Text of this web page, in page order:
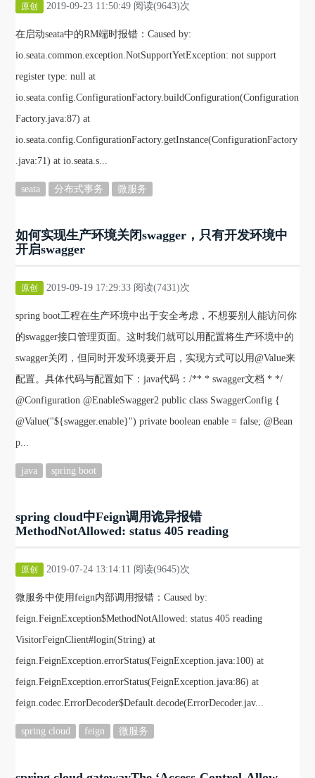
原创 2019-09-23 11:50:49 阅读(9643)次
在启动seata中的RM端时报错：Caused by:
io.seata.common.exception.NotSupportYetException: not support
register type: null at
io.seata.config.ConfigurationFactory.buildConfiguration(Configuration
Factory.java:87) at
io.seata.config.ConfigurationFactory.getInstance(ConfigurationFactory
.java:71) at io.seata.s...
seata 分布式事务 微服务
如何实现生产环境关闭swagger，只有开发环境中
开启swagger
原创 2019-09-19 17:29:33 阅读(7431)次
spring boot工程在生产环境中出于安全考虑，不想要别人能访问你
的swagger接口管理页面。这时我们就可以用配置将生产环境中的
swagger关闭，但同时开发环境要开启，实现方式可以用@Value来
配置。具体代码与配置如下：java代码：/** * swagger文档 * */
@Configuration @EnableSwagger2 public class SwaggerConfig {
@Value("${swagger.enable}") private boolean enable = false; @Bean
p...
java spring boot
spring cloud中Feign调用诡异报错
MethodNotAllowed: status 405 reading
原创 2019-07-24 13:14:11 阅读(9645)次
微服务中使用feign内部调用报错：Caused by:
feign.FeignException$MethodNotAllowed: status 405 reading
VisitorFeignClient#login(String) at
feign.FeignException.errorStatus(FeignException.java:100) at
feign.FeignException.errorStatus(FeignException.java:86) at
feign.codec.ErrorDecoder$Default.decode(ErrorDecoder.jav...
spring cloud feign 微服务